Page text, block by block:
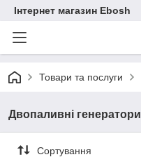
Інтернет магазин Ebosh
Товари та послуги
Двопаливні генератори
Сортування